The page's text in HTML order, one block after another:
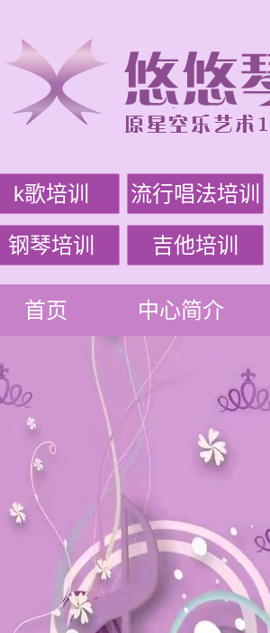
k歌培训 流行唱法培训
钢琴培训 吉他培训
首页 中心简介